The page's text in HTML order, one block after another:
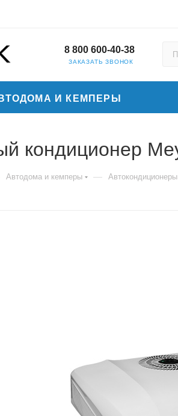
8 800 600-40-38
ЗАКАЗАТЬ ЗВОНОК
И КЕМПЕРЫ
кондиционер
Автодома и кемперы — Автокондиционеры